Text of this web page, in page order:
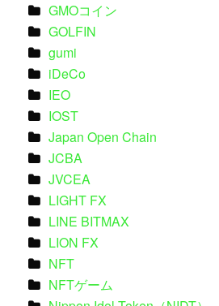
GMOコイン
GOLFIN
gumi
iDeCo
IEO
IOST
Japan Open Chain
JCBA
JVCEA
LIGHT FX
LINE BITMAX
LION FX
NFT
NFTゲーム